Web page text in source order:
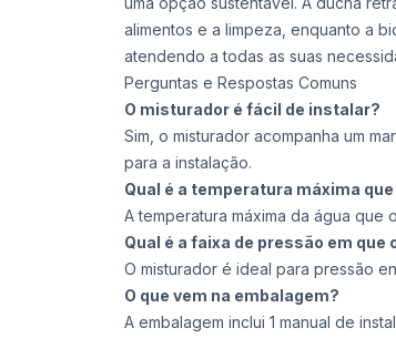
alimentos e a limpeza, enquanto a
atendendo a todas as suas
Perguntas e Respostas Comuns
O misturador é fácil de instalar?
Sim, o misturador acompanha um
para a instalação.
Qual é a temperatura máxima
A temperatura máxima da água que
Qual é a faixa de pressão em
O misturador é ideal para pressão
O que vem na embalagem?
A embalagem inclui 1 manual de